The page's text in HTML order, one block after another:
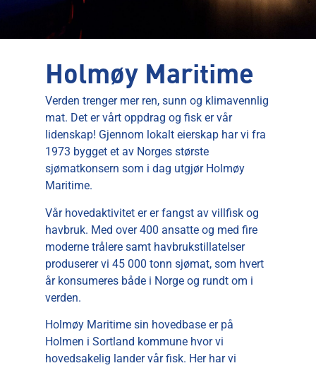
Holmøy Maritime
Verden trenger mer ren, sunn og klimavennlig
mat. Det er vårt oppdrag og fisk er vår
lidenskap! Gjennom lokalt eierskap har vi fra
1973 bygget et av Norges største
sjømatkonsern som i dag utgjør Holmøy
Maritime.
Vår hovedaktivitet er er fangst av villfisk og
havbruk. Med over 400 ansatte og med fire
moderne trålere samt havbrukstillatelser
produserer vi 45 000 tonn sjømat, som hvert
år konsumeres både i Norge og rundt om i
verden.
Holmøy Maritime sin hovedbase er på
Holmen i Sortland kommune hvor vi
hovedsakelig lander vår fisk. Her har vi